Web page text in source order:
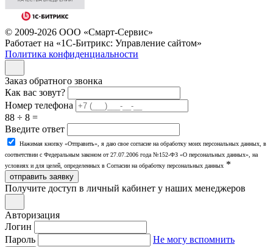
© 2009-2026 ООО «Смарт-Сервис»
Работает на «1С-Битрикс: Управление сайтом»
Политика конфиденциальности
Заказ обратного звонка
Как вас зовут?
Номер телефона
88 ÷ 8 =
Введите ответ
Нажимая кнопку «Отправить», я даю свое согласие на обработку моих персональных данных, в
соответствии с Федеральным законом от 27.07.2006 года №152-ФЗ «О персональных данных», на
условиях и для целей, определенных в Согласии на обработку персональных данных *
отправить заявку
Получите доступ в личный кабинет у наших менеджеров
Авторизация
Логин
Пароль
Не могу вспомнить